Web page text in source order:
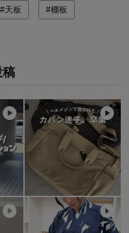
#天板 #棚板
稿